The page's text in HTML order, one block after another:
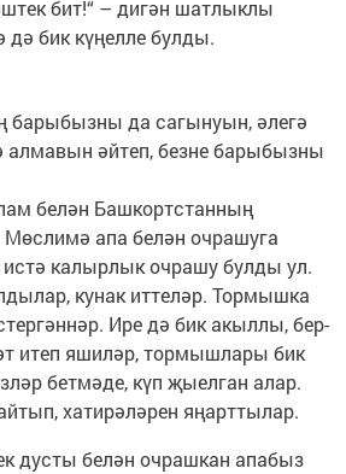
бит!“ – дигән шатлыклы
дә бик күңелле булды.
барыбызны да сагынуын, әлегә
алмавын әйтеп, безне барыбызны
белән Башкортстанның
апа белән очрашуга
истә калырлык очрашу булды ул.
кунак иттеләр. Тормышка
Ире дә бик акыллы, бер-
итеп яшиләр, тормышлары бик
бетмәде, күп җыелган алар.
хатирәләрен яңарттылар.
дусты белән очрашкан апабыз